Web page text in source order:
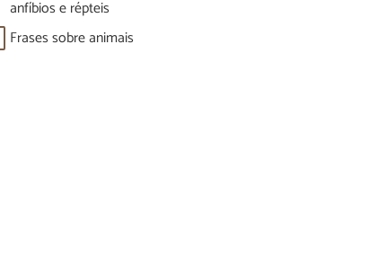
anfíbios e répteis
Frases sobre animais